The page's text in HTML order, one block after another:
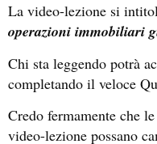
La video-lezione si
operazioni immobiliari
Chi sta leggendo potrà
completando il veloce
Credo fermamente che
video-lezione possano